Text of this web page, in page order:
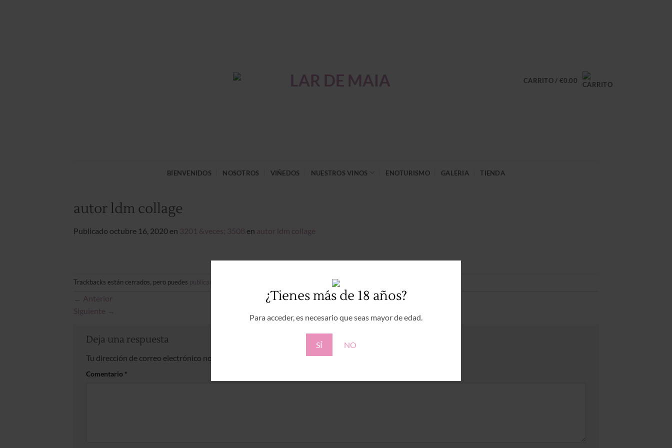
¿Tienes más de 18 años?
Para acceder, es necesario que seas mayor de edad.
SÍ NO
CARRITO / €0.00
BIENVENIDOS NOSOTROS VIÑEDOS NUESTROS VINOS ENOTURISMO GALERIA TIENDA
autor ldm collage
Publicado octubre 16, 2020 en 3201 &veces; 3508 en autor ldm collage
Trackbacks están cerrados, pero puedes publicar un comentario
← Anterior
Siguiente →
Deja una respuesta
Tu dirección de correo electrónico no será publicada. Los campos obligatorios están marcados con
Comentario *